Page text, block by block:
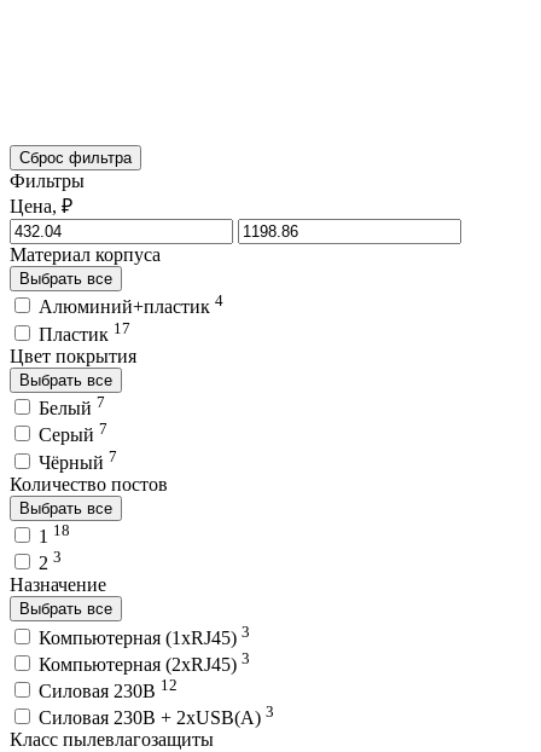
Сброс фильтра
Фильтры
Цена, ₽
Материал корпуса
Выбрать все
Алюминий+пластик 4
Пластик 17
Цвет покрытия
Выбрать все
Белый 7
Серый 7
Чёрный 7
Количество постов
Выбрать все
1 18
2 3
Назначение
Выбрать все
Компьютерная (1хRJ45) 3
Компьютерная (2хRJ45) 3
Силовая 230В 12
Силовая 230В + 2хUSB(A) 3
Класс пылевлагозащиты